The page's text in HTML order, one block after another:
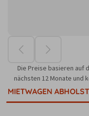
Die Preise basieren auf
nächsten 12 Monate und
MIETWAGEN